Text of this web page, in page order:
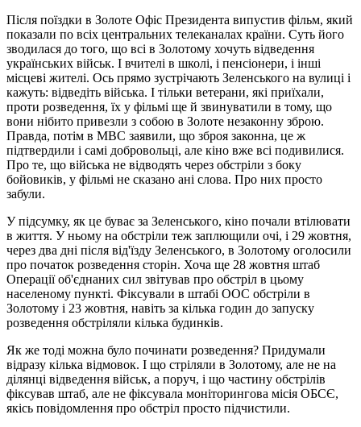
Після поїздки в Золоте Офіс Президента випустив фільм, який
показали по всіх центральних телеканалах країни. Суть його
зводилася до того, що всі в Золотому хочуть відведення
українських військ. І вчителі в школі, і пенсіонери, і інші
місцеві жителі. Ось прямо зустрічають Зеленського на вулиці і
кажуть: відведіть війська. І тільки ветерани, які приїхали,
проти розведення, їх у фільмі ще й звинуватили в тому, що
вони нібито привезли з собою в Золоте незаконну зброю.
Правда, потім в МВС заявили, що зброя законна, це ж
підтвердили і самі добровольці, але кіно вже всі подивилися.
Про те, що війська не відводять через обстріли з боку
бойовиків, у фільмі не сказано ані слова. Про них просто
забули.
У підсумку, як це буває за Зеленського, кіно почали втілювати
в життя. У ньому на обстріли теж заплющили очі, і 29 жовтня,
через два дні після від'їзду Зеленського, в Золотому оголосили
про початок розведення сторін. Хоча ще 28 жовтня штаб
Операції об'єднаних сил звітував про обстріл в цьому
населеному пункті. Фіксували в штабі ООС обстріли в
Золотому і 23 жовтня, навіть за кілька годин до запуску
розведення обстріляли кілька будинків.
Як же тоді можна було починати розведення? Придумали
відразу кілька відмовок. І що стріляли в Золотому, але не на
ділянці відведення військ, а поруч, і що частину обстрілів
фіксував штаб, але не фіксувала моніторингова місія ОБСЄ,
якісь повідомлення про обстріл просто підчистили.